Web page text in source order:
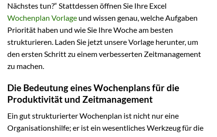
Nächstes tun?“ Stattdessen öffnen Sie Ihre Excel
Wochenplan Vorlage und wissen genau, welche Aufgaben
Priorität haben und wie Sie Ihre Woche am besten
strukturieren. Laden Sie jetzt unsere Vorlage herunter, um
den ersten Schritt zu einem verbesserten Zeitmanagement
zu machen.
Die Bedeutung eines Wochenplans für die
Produktivität und Zeitmanagement
Ein gut strukturierter Wochenplan ist nicht nur eine
Organisationshilfe; er ist ein wesentliches Werkzeug für die